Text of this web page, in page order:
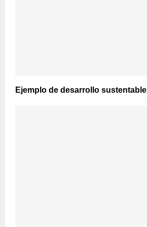
Ejemplo de desarrollo sustentable